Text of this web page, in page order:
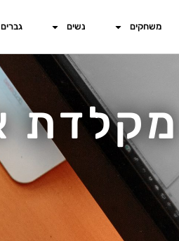
משחקים נשים גברים
מקלדת